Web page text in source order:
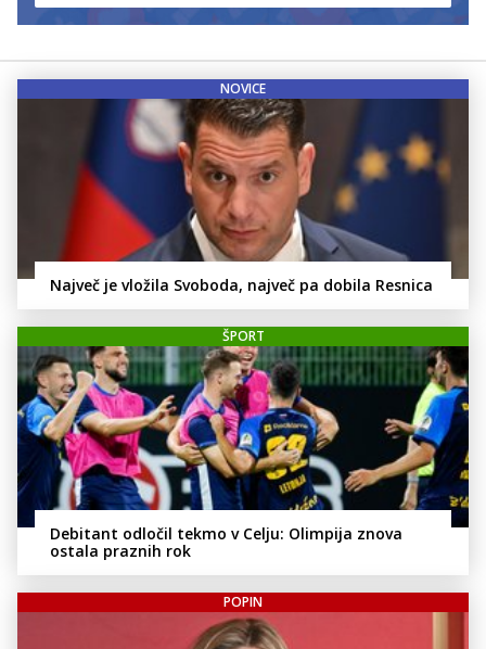
NOVICE
Največ je vložila Svoboda, največ pa dobila Resnica
ŠPORT
Debitant odločil tekmo v Celju: Olimpija znova
ostala praznih rok
POPIN